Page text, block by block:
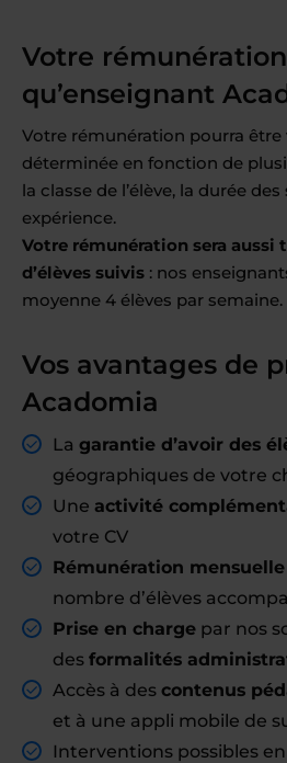
Votre
qu’enseignant
Votre rémunération pourra être
déterminée en fonction de
la classe de l’élève, la durée
expérience.
Votre rémunération sera
d’élèves suivis : nos
moyenne 4 élèves par semaine.
Vos avantages de
Acadomia
La garantie d’avoir des
géographiques de votre
Une activité
votre CV
Rémunération
nombre d’élèves
Prise en charge par nos
des formalités
Accès à des contenus
et à une appli mobile de
Interventions possibles